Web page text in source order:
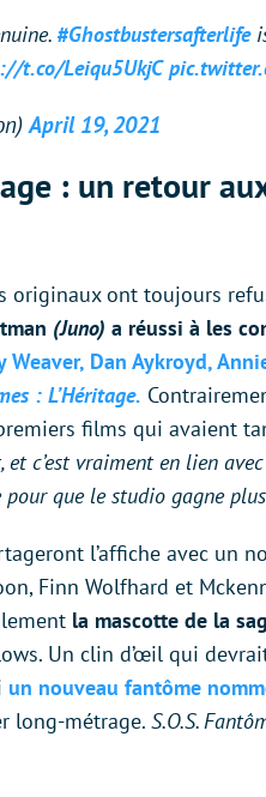
#Ghostbustersafterlife
t.co/Leiqu5UkjC
April 19, 2021
: un retour
originaux ont toujours
(Juno) a réussi à les
Dan Aykroyd,
: L’Héritage.
films qui avaient
c’est vraiment en lien
que le studio gagne plus
l’affiche avec un
Finn Wolfhard et
la mascotte de la
Un clin d’œil qui
un nouveau fantôme
long-métrage. S.O.S.